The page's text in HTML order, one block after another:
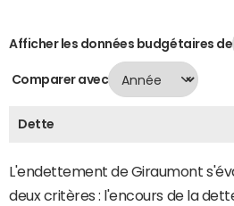
Afficher les données budgétaires de
Comparer avec
Dette
L'endettement de Giraumont
deux critères : l'encours de la